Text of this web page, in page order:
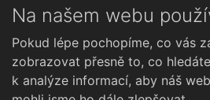
Novinky
Na našem webu
Pokud lépe pochopíme, co vás
zobrazovat přesně to, co
k analýze informací, aby náš